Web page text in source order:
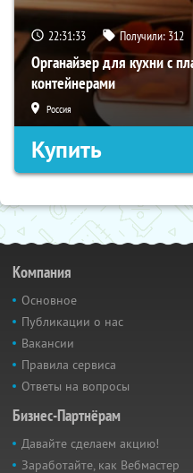
22:31:32 Получили: 312
Органайзер для кухни с
контейнерами
Россия
Купить
Компания
Основное
Публикации о нас
Вакансии
Правила сервиса
Ответы на вопросы
Бизнес-Партнёрам
Давайте сделаем акцию!
Заработайте, как Вебмастер